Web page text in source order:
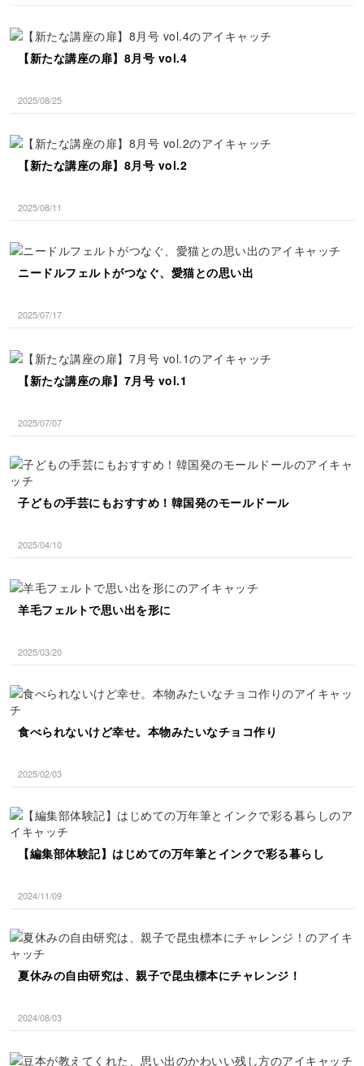
【新たな講座の扉】8月号 vol.4
2025/08/25
【新たな講座の扉】8月号 vol.2
2025/08/11
ニードルフェルトがつなぐ、愛猫との思い出
2025/07/17
【新たな講座の扉】7月号 vol.1
2025/07/07
子どもの手芸にもおすすめ！韓国発のモールドール
2025/04/10
羊毛フェルトで思い出を形に
2025/03/20
食べられないけど幸せ。本物みたいなチョコ作り
2025/02/03
【編集部体験記】はじめての万年筆とインクで彩る暮らし
2024/11/09
夏休みの自由研究は、親子で昆虫標本にチャレンジ！
2024/08/03